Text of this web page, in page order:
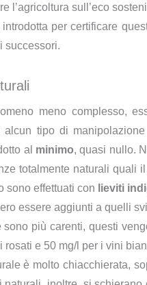
l’agricoltura sull’eco
introdotta per certificare
successori.
meno complesso,
tipo di
al minimo, quasi nullo.
totalmente naturali quali
sono effettuati con lieviti
essere aggiunti a quelli
sono più carenti, questi
rosati e 50 mg/l per i vini
è molto chiacchierata,